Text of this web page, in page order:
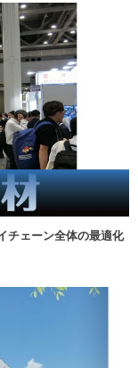
チェーン全体の最適化